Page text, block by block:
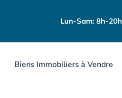
Lun-Sam: 8h-20h
Biens Immobiliers à Vendre